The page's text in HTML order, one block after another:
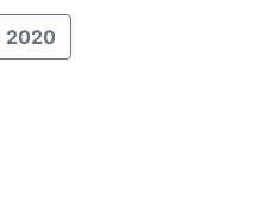
2020